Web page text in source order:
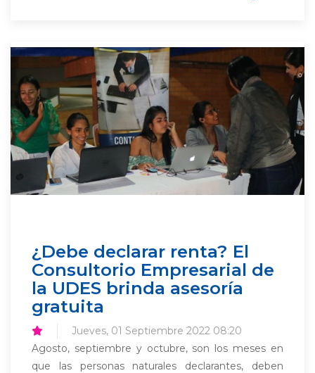
¿Debe declarar renta? El
Consultorio Empresarial de
la UDES brinda asesoría
gratuita
Jueves, 01 Septiembre 2022 08:20
Agosto, septiembre y octubre, son los meses en
que las personas naturales declarantes, deben